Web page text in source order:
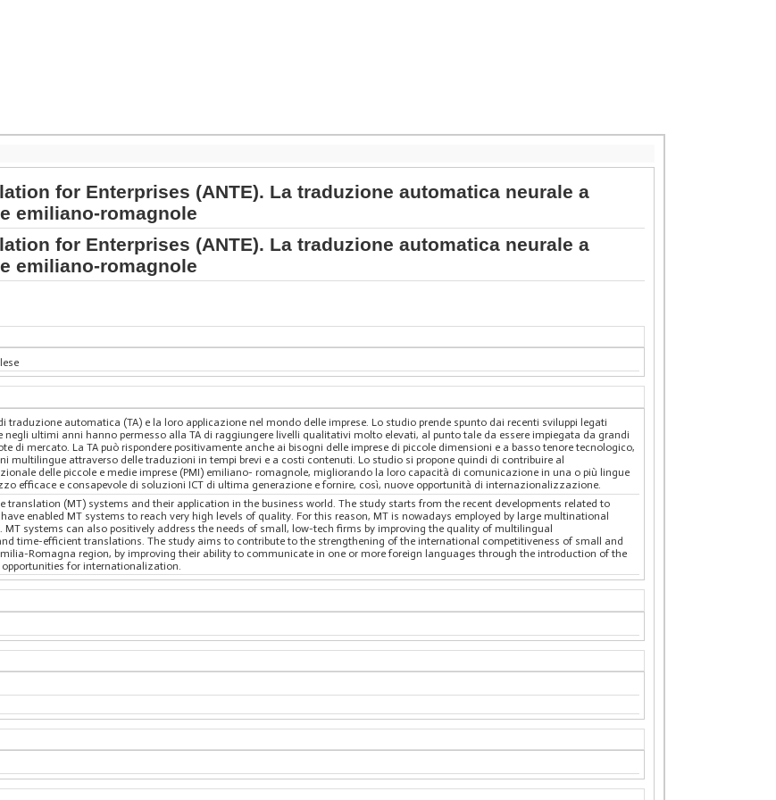
for Enterprises (ANTE). La traduzione automatica neurale a
emiliano-romagnole
for Enterprises (ANTE). La traduzione automatica neurale a
emiliano-romagnole
traduzione automatica (TA) e la loro applicazione nel mondo delle imprese. Lo studio prende spunto dai recenti sviluppi legati
negli ultimi anni hanno permesso alla TA di raggiungere livelli qualitativi molto elevati, al punto tale da essere impiegata da grandi
di mercato. La TA può rispondere positivamente anche ai bisogni delle imprese di piccole dimensioni e a basso tenore tecnologico,
multilingue attraverso delle traduzioni in tempi brevi e a costi contenuti. Lo studio si propone quindi di contribuire al
delle piccole e medie imprese (PMI) emiliano- romagnole, migliorando la loro capacità di comunicazione in una o più lingue
efficace e consapevole di soluzioni ICT di ultima generazione e fornire, così, nuove opportunità di internazionalizzazione.
translation (MT) systems and their application in the business world. The study starts from the recent developments related to
enabled MT systems to reach very high levels of quality. For this reason, MT is nowadays employed by large multinational
MT systems can also positively address the needs of small, low-tech firms by improving the quality of multilingual
time-efficient translations. The study aims to contribute to the strengthening of the international competitiveness of small and
Romagna region, by improving their ability to communicate in one or more foreign languages through the introduction of the
for internationalization.